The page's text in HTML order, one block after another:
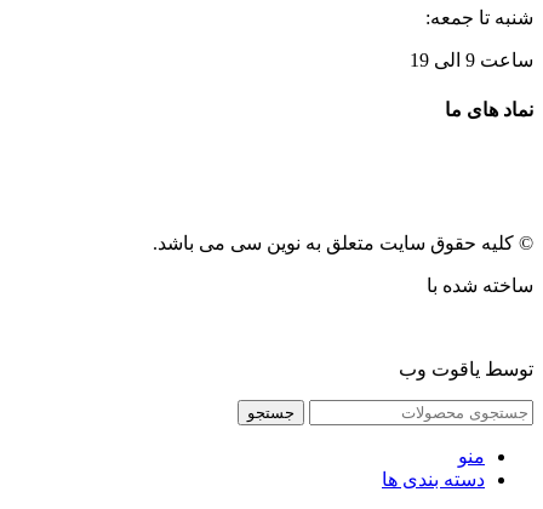
شنبه تا جمعه:
ساعت 9 الی 19
نماد های ما
© کلیه حقوق سایت متعلق به نوین سی می باشد.
ساخته شده با
توسط یاقوت وب
جستجو
منو
دسته بندی ها